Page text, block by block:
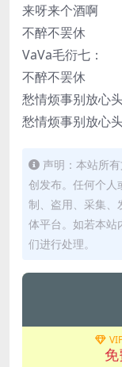
来呀来个酒啊
不醉不罢休
VaVa毛衍七：
不醉不罢休
愁情烦事别放心
愁情烦事别放心
声明：本站所
创发布。任何个人
制、盗用、采集、
体平台。如若本站
们进行处理。